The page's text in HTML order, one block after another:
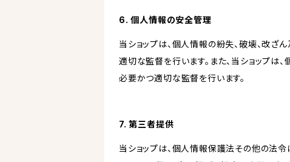
6. 個人情報の安全管理
当ショップは、個人情報の紛失、破壊、改ざ
適切な監督を行います。また、当ショップ
必要かつ適切な監督を行います。
7. 第三者提供
当ショップは、個人情報保護法その他の法